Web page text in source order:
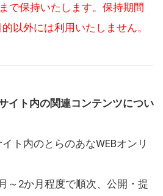
で保持いたします。保持期間
以外には利用いたしません。
イト内の関連コンテンツについ
ト内のとらのあなWEBオンリ
～2か月程度で順次、公開・提